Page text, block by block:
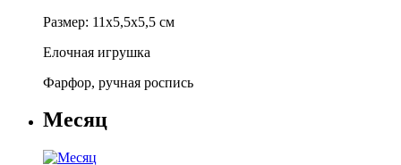
Размер: 11х5,5х5,5 см
Елочная игрушка
Фарфор, ручная роспись
Месяц